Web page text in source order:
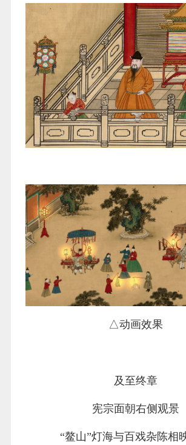
△动画效果
及至终章
宪宗面朝右侧观景
“鳌山”灯海与百戏杂陈相